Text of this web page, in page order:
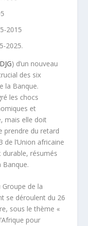
2015
2025.
) d’un nouveau
des six
la Banque.
les chocs
et
mais elle doit
prendre du retard
de l’Union africaine
résumés
Banque.
Groupe de la
se déroulent du 26
sous le thème «
pour